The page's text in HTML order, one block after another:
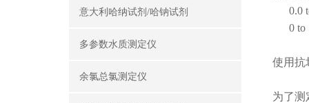
意大利哈纳试剂/哈钠试剂
多参数水质测定仪
余氯总氯测定仪
0.0 to
0 to
使用抗
为了测